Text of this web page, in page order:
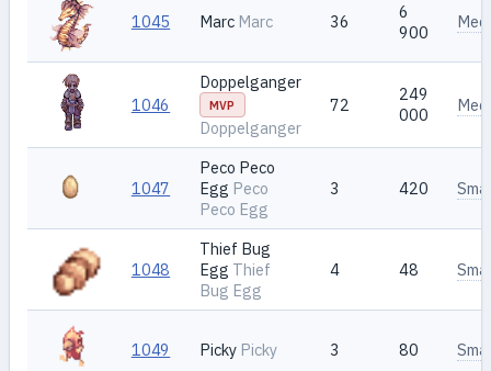
1045 Marc Marc 36
6
900
1046
Doppelganger
MVP
Doppelganger
72
249
000
1047
Peco Peco
Egg Peco
Peco Egg
3 420
1048
Thief Bug
Egg Thief
Bug Egg
4 48
1049 Picky Picky 3 80